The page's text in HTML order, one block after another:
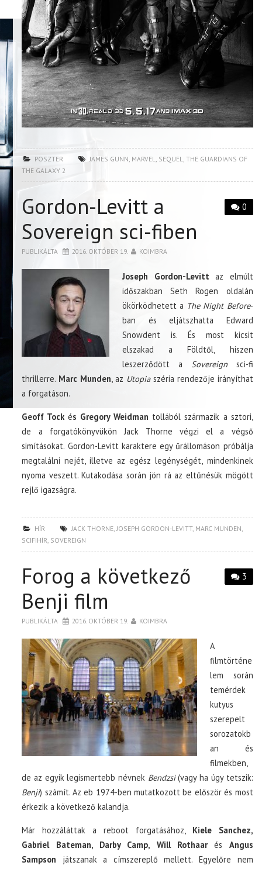
POSZTER JAMES GUNN MARVEL SEQUEL ,THE GUARDIANS OF
THE GALAXY 2
0
Gordon-Levitt a
Sovereign sci-fiben
PUBLIKÁLTA 2016. OKTÓBER 19. KOIMBRA
Joseph Gordon-Levitt az elmúlt
időszakban Seth Rogen oldalán
ökörködhetett a The Night Before-
ban és eljátszhatta Edward
Snowdent is. És most kicsit
elszakad a Földtől, hiszen
leszerződött a Sovereignsci-fi
thrillerre. Marc Munden , az Utopiaszéria rendezője irányíthat
a forgatáson.
Geoff Tock és Gregory Weidman tollából származik a sztori,
de a forgatókönyvükön Jack Thorne végzi el a végső
simításokat. Gordon-Levitt karaktere egy űrállomáson próbálja
megtalálni nejét, illetve az egész legénységét, mindenkinek
nyoma veszett. Kutakodása során jön rá az eltűnésük mögött
rejlő igazságra.
HÍR JACK THORNE JOSEPH GORDON-LEVITT, MARC MUNDEN
SCIFIHÍR SOVEREIGN
3
Forog a következő
Benji film
PUBLIKÁLTA 2016. OKTÓBER 19. KOIMBRA
A
filmtörténe
lem során
temérdek
kutyus
szerepelt
sorozatokb
an és
filmekben,
de az egyik legismertebb névnek Bendzsi(vagy ha úgy tetszik:
Benji) számít. Az eb 1974-ben mutatkozott be először és most
érkezik a következő kalandja.
Már hozzáláttak a reboot forgatásához, Kiele Sanchez,
Gabriel Bateman, Darby Camp, Will Rothaarés Angus
Sampson játszanak a címszereplő mellett. Egyelőre nem